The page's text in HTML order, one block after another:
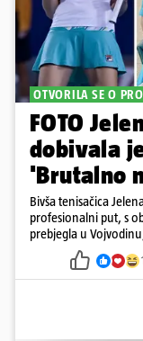
OTVORILA SE O
FOTO
dobivala
'Brutalno
Bivša tenisačica
profesionalni put, s
prebjegla u